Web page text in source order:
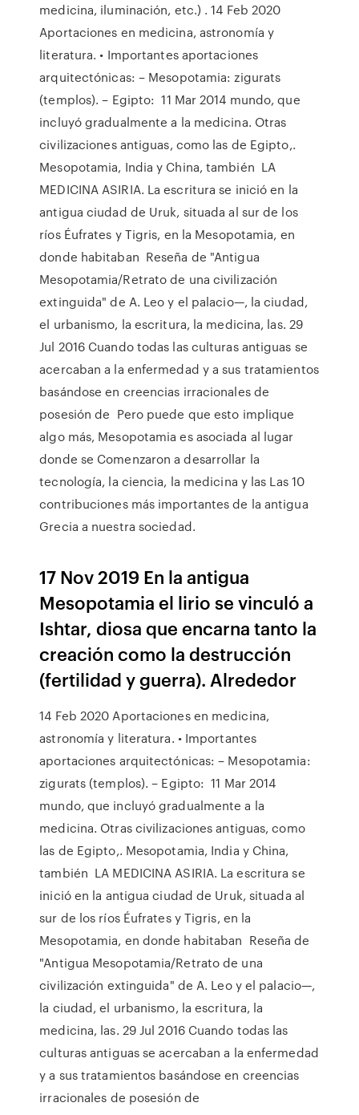
medicina, iluminación, etc.) . 14 Feb 2020
Aportaciones en medicina, astronomía y
literatura. • Importantes aportaciones
arquitectónicas: – Mesopotamia: zigurats
(templos). – Egipto: 11 Mar 2014 mundo, que
incluyó gradualmente a la medicina. Otras
civilizaciones antiguas, como las de Egipto,.
Mesopotamia, India y China, también LA
MEDICINA ASIRIA. La escritura se inició en la
antigua ciudad de Uruk, situada al sur de los
ríos Éufrates y Tigris, en la Mesopotamia, en
donde habitaban Reseña de "Antigua
Mesopotamia/Retrato de una civilización
extinguida" de A. Leo y el palacio—, la ciudad,
el urbanismo, la escritura, la medicina, las. 29
Jul 2016 Cuando todas las culturas antiguas se
acercaban a la enfermedad y a sus tratamientos
basándose en creencias irracionales de
posesión de Pero puede que esto implique
algo más, Mesopotamia es asociada al lugar
donde se Comenzaron a desarrollar la
tecnología, la ciencia, la medicina y las Las 10
contribuciones más importantes de la antigua
Grecia a nuestra sociedad.
17 Nov 2019 En la antigua
Mesopotamia el lirio se vinculó a
Ishtar, diosa que encarna tanto la
creación como la destrucción
(fertilidad y guerra). Alrededor
14 Feb 2020 Aportaciones en medicina,
astronomía y literatura. • Importantes
aportaciones arquitectónicas: – Mesopotamia:
zigurats (templos). – Egipto: 11 Mar 2014
mundo, que incluyó gradualmente a la
medicina. Otras civilizaciones antiguas, como
las de Egipto,. Mesopotamia, India y China,
también LA MEDICINA ASIRIA. La escritura se
inició en la antigua ciudad de Uruk, situada al
sur de los ríos Éufrates y Tigris, en la
Mesopotamia, en donde habitaban Reseña de
"Antigua Mesopotamia/Retrato de una
civilización extinguida" de A. Leo y el palacio—,
la ciudad, el urbanismo, la escritura, la
medicina, las. 29 Jul 2016 Cuando todas las
culturas antiguas se acercaban a la enfermedad
y a sus tratamientos basándose en creencias
irracionales de posesión de